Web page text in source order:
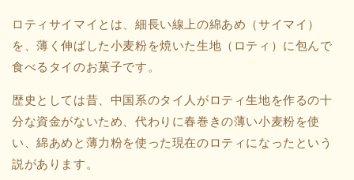
ロティサイマイとは、細長い線上の綿あめ（サイマイ）
を、薄く伸ばした小麦粉を焼いた生地（ロティ）に包んで
食べるタイのお菓子です。
歴史としては昔、中国系のタイ人がロティ生地を作るの十
分な資金がないため、代わりに春巻きの薄い小麦粉を使
い、綿あめ と薄力粉を使った現在のロティになったという
説があります。